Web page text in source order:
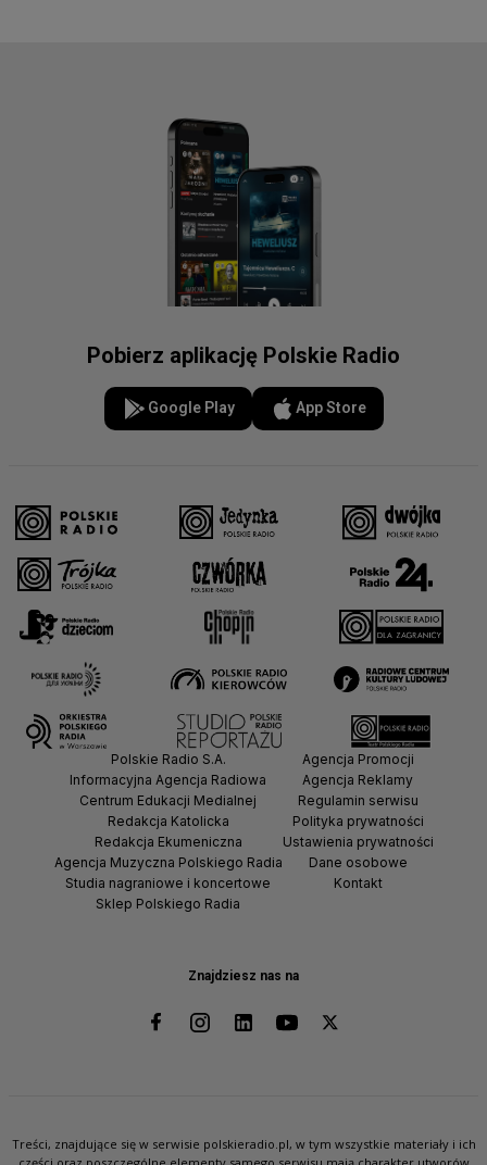
Pobierz aplikację Polskie Radio
Google Play App Store
Znajdziesz nas na
Polskie Radio S.A.
Informacyjna Agencja Radiowa
Centrum Edukacji Medialnej
Redakcja Katolicka
Redakcja Ekumeniczna
Agencja Muzyczna Polskiego Radia
Studia nagraniowe i koncertowe
Sklep Polskiego Radia
Agencja Promocji
Agencja Reklamy
Regulamin serwisu
Polityka prywatności
Ustawienia prywatności
Dane osobowe
Kontakt
Treści, znajdujące się w serwisie polskieradio.pl, w tym wszystkie materiały i ich